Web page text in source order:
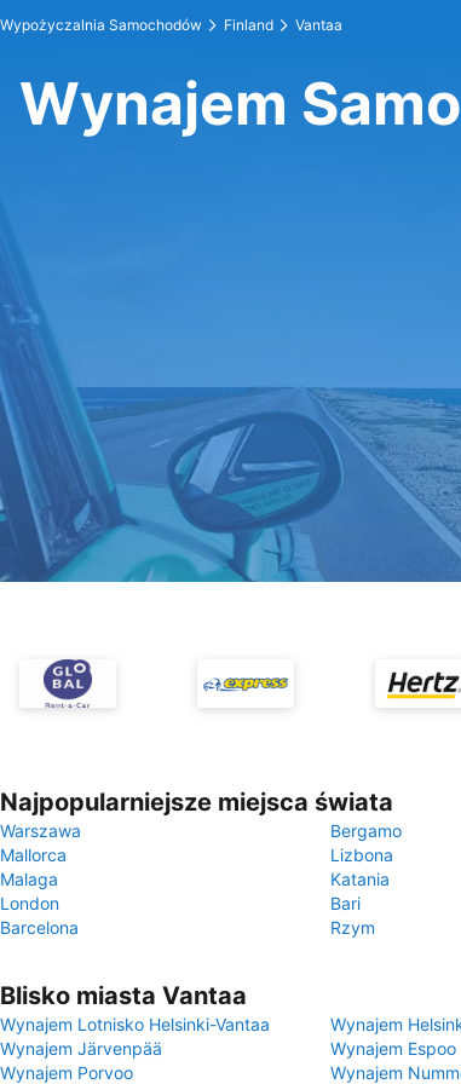
Wypożyczalnia Samochodów Finland Vantaa
Wynajem
Najpopularniejsze miejsca świata
Warszawa
Bergamo
Mallorca
Lizbona
Malaga
Katania
London
Bari
Barcelona
Rzym
Blisko miasta Vantaa
Wynajem Lotnisko Helsinki-Vantaa
Wynajem
Wynajem Järvenpää
Wynajem Espoo
Wynajem Porvoo
Wynajem